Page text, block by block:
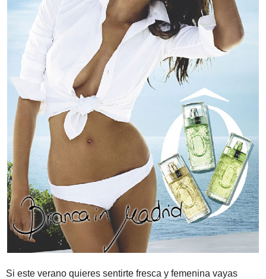
Si este verano quieres sentirte fresca y femenina vayas